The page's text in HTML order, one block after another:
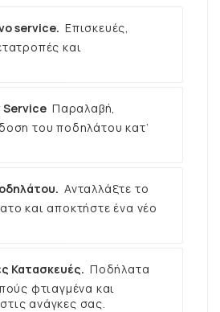
service. Επισκευές,
και
Service Παραλαβή,
του ποδηλάτου κατ’
Ανταλλάξτε το
και αποκτήστε ένα νέο
Κατασκευές. Ποδήλατα
φτιαγμένα και
ανάγκες σας.